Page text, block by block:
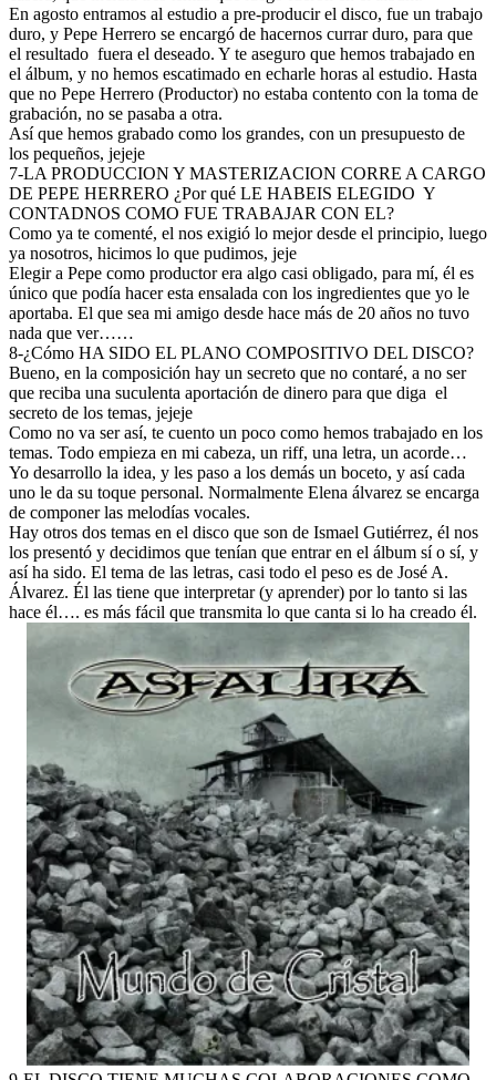
En agosto entramos al estudio a pre-producir el disco, fue un trabajo
duro, y Pepe Herrero se encargó de hacernos currar duro, para que
el resultado fuera el deseado. Y te aseguro que hemos trabajado en
el álbum, y no hemos escatimado en echarle horas al estudio. Hasta
que no Pepe Herrero (Productor) no estaba contento con la toma de
grabación, no se pasaba a otra.
Así que hemos grabado como los grandes, con un presupuesto de
los pequeños, jejeje
7-LA PRODUCCION Y MASTERIZACION CORRE A CARGO
DE PEPE HERRERO ¿Por qué LE HABEIS ELEGIDO Y
CONTADNOS COMO FUE TRABAJAR CON EL?
Como ya te comenté, el nos exigió lo mejor desde el principio, luego
ya nosotros, hicimos lo que pudimos, jeje
Elegir a Pepe como productor era algo casi obligado, para mí, él es
único que podía hacer esta ensalada con los ingredientes que yo le
aportaba. El que sea mi amigo desde hace más de 20 años no tuvo
nada que ver……
8-¿Cómo HA SIDO EL PLANO COMPOSITIVO DEL DISCO?
Bueno, en la composición hay un secreto que no contaré, a no ser
que reciba una suculenta aportación de dinero para que diga el
secreto de los temas, jejeje
Como no va ser así, te cuento un poco como hemos trabajado en los
temas. Todo empieza en mi cabeza, un riff, una letra, un acorde…
Yo desarrollo la idea, y les paso a los demás un boceto, y así cada
uno le da su toque personal. Normalmente Elena álvarez se encarga
de componer las melodías vocales.
Hay otros dos temas en el disco que son de Ismael Gutiérrez, él nos
los presentó y decidimos que tenían que entrar en el álbum sí o sí, y
así ha sido. El tema de las letras, casi todo el peso es de José A.
Álvarez. Él las tiene que interpretar (y aprender) por lo tanto si las
hace él…. es más fácil que transmita lo que canta si lo ha creado él.